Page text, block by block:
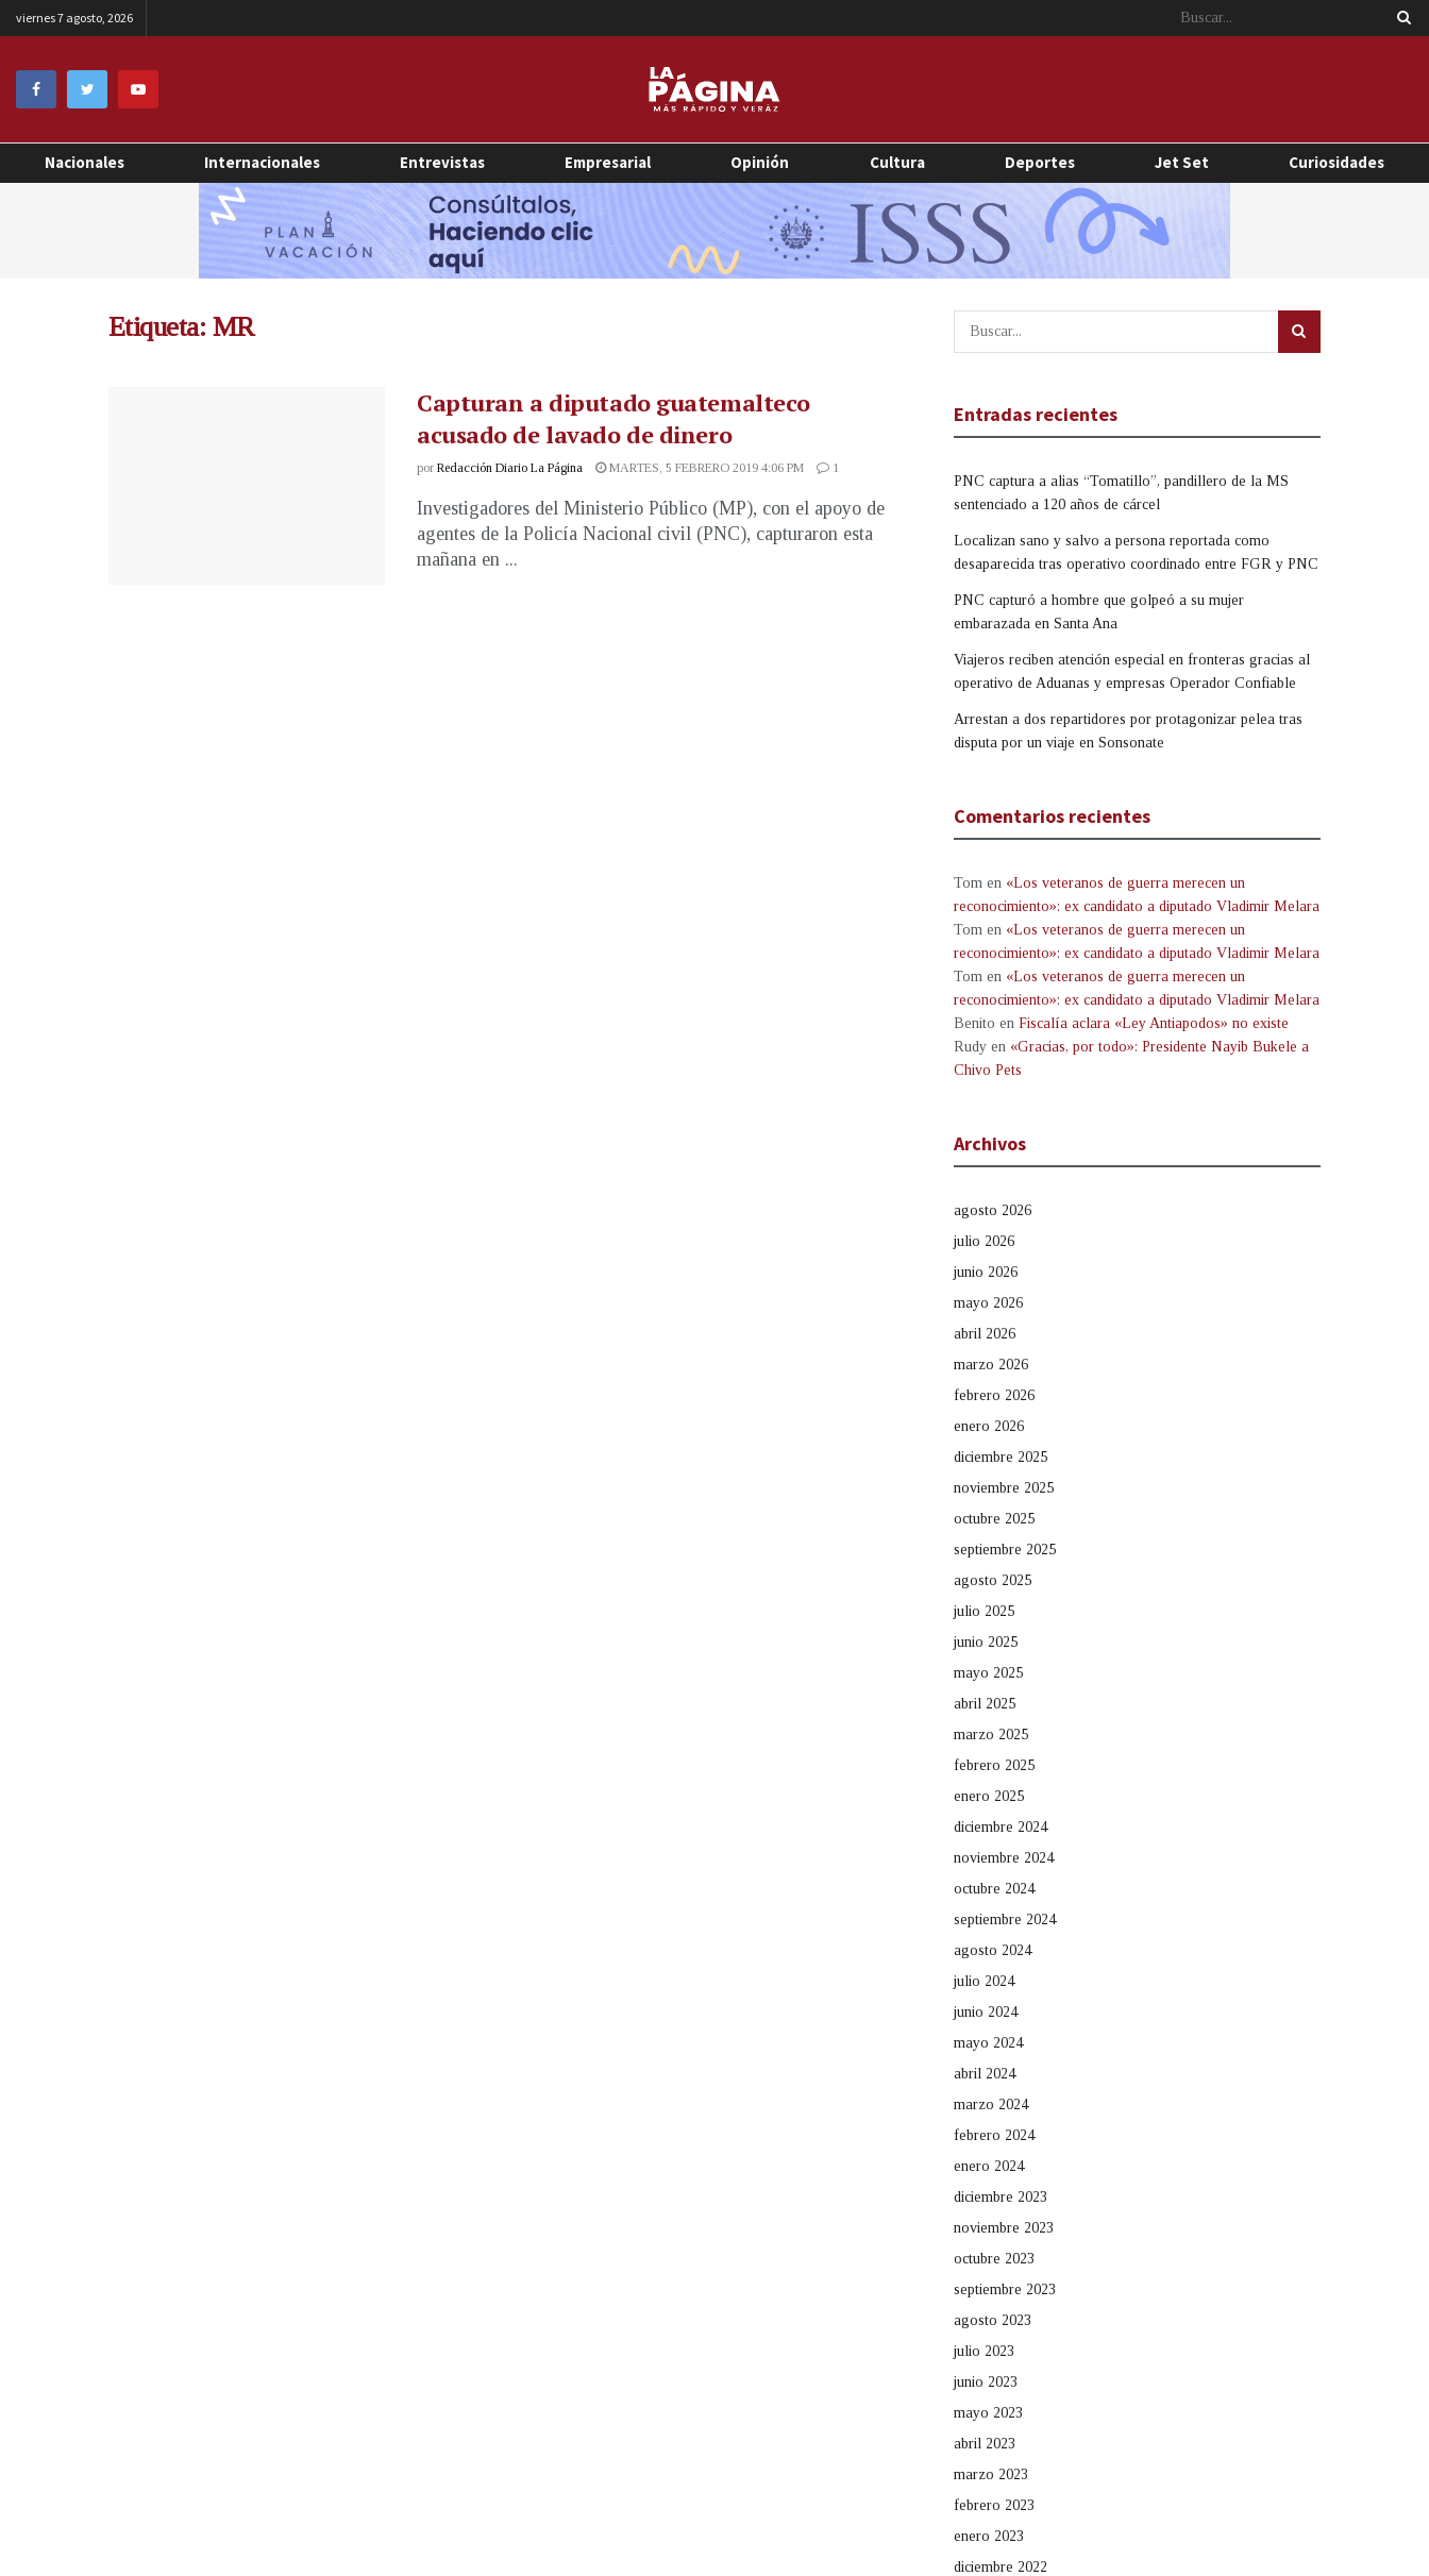
viernes 7 agosto, 2026
Nacionales Internacionales Entrevistas Empresarial Opinión Cultura Deportes Jet Set Curiosidades
Etiqueta: MR
Capturan a diputado guatemalteco
acusado de lavado de dinero
por Redacción Diario La Página MARTES, 5 FEBRERO 2019 4:06 PM 1
Investigadores del Ministerio Público (MP), con el apoyo de
agentes de la Policía Nacional civil (PNC), capturaron esta
mañana en ...
Entradas recientes
PNC captura a alias “Tomatillo”, pandillero de la MS
sentenciado a 120 años de cárcel
Localizan sano y salvo a persona reportada como
desaparecida tras operativo coordinado entre FGR y PNC
PNC capturó a hombre que golpeó a su mujer
embarazada en Santa Ana
Viajeros reciben atención especial en fronteras gracias al
operativo de Aduanas y empresas Operador Confiable
Arrestan a dos repartidores por protagonizar pelea tras
disputa por un viaje en Sonsonate
Comentarios recientes
Tom en «Los veteranos de guerra merecen un
reconocimiento»: ex candidato a diputado Vladimir Melara
Tom en «Los veteranos de guerra merecen un
reconocimiento»: ex candidato a diputado Vladimir Melara
Tom en «Los veteranos de guerra merecen un
reconocimiento»: ex candidato a diputado Vladimir Melara
Benito en Fiscalía aclara «Ley Antiapodos» no existe
Rudy en «Gracias, por todo»: Presidente Nayib Bukele a
Chivo Pets
Archivos
agosto 2026
julio 2026
junio 2026
mayo 2026
abril 2026
marzo 2026
febrero 2026
enero 2026
diciembre 2025
noviembre 2025
octubre 2025
septiembre 2025
agosto 2025
julio 2025
junio 2025
mayo 2025
abril 2025
marzo 2025
febrero 2025
enero 2025
diciembre 2024
noviembre 2024
octubre 2024
septiembre 2024
agosto 2024
julio 2024
junio 2024
mayo 2024
abril 2024
marzo 2024
febrero 2024
enero 2024
diciembre 2023
noviembre 2023
octubre 2023
septiembre 2023
agosto 2023
julio 2023
junio 2023
mayo 2023
abril 2023
marzo 2023
febrero 2023
enero 2023
diciembre 2022